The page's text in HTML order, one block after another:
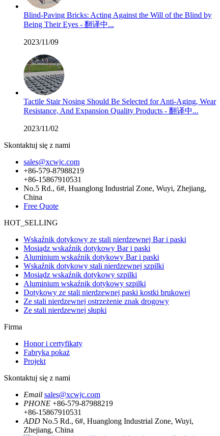
Blind-Paving Bricks: Acting Against the Will of the Blind by
Being Their Eyes - 翻译中...
2023/11/09
Tactile Stair Nosing Should Be Selected for Anti-Aging, Wear
Resistance, And Expansion Quality Products - 翻译中...
2023/11/02
Skontaktuj się z nami
sales@xcwjc.com
+86-579-87988219
+86-15867910531
No.5 Rd., 6#, Huanglong Industrial Zone, Wuyi, Zhejiang,
China
Free Quote
HOT_SELLING
Wskaźnik dotykowy ze stali nierdzewnej Bar i paski
Mosiądz wskaźnik dotykowy Bar i paski
Aluminium wskaźnik dotykowy Bar i paski
Wskaźnik dotykowy stali nierdzewnej szpilki
Mosiądz wskaźnik dotykowy szpilki
Aluminium wskaźnik dotykowy szpilki
Dotykowy ze stali nierdzewnej paski kostki brukowej
Ze stali nierdzewnej ostrzeżenie znak drogowy
Ze stali nierdzewnej słupki
Firma
Honor i certyfikaty
Fabryka pokaż
Projekt
Skontaktuj się z nami
Email sales@xcwjc.com
PHONE +86-579-87988219
+86-15867910531
ADD No.5 Rd., 6#, Huanglong Industrial Zone, Wuyi,
Zhejiang, China